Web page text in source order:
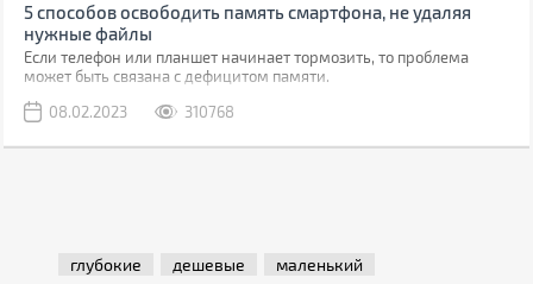
5 способов освободить память смартфона, не удаляя
нужные файлы
Если телефон или планшет начинает тормозить, то проблема
может быть связана с дефицитом памяти.
08.02.2023
310768
глубокие дешевые
маленький